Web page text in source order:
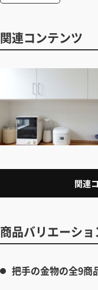
関連コンテンツ
関連
商品バリエーショ
把手の金物の全9商